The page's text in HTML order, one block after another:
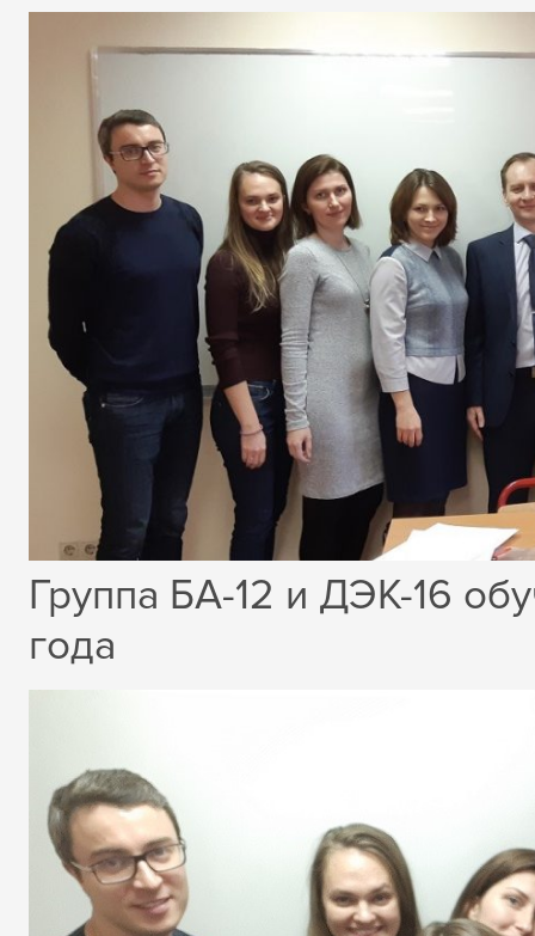
Группа БА-12 и ДЭК-16
года